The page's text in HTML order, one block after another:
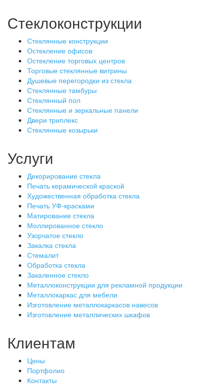
Стеклоконструкции
Стеклянные конструкции
Остекление офисов
Остекление торговых центров
Торговые стеклянные витрины
Душевые перегородки из стекла
Стеклянные тамбуры
Стеклянный пол
Стеклянные и зеркальные панели
Двери триплекс
Стеклянные козырьки
Услуги
Декорирование стекла
Печать керамической краской
Художественная обработка стекла
Печать УФ-красками
Матирование стекла
Моллированное стекло
Узорчатое стекло
Закалка стекла
Стемалит
Обработка стекла
Закаленное стекло
Металлоконструкции для рекламной продукции
Металлокаркас для мебели
Изготовление металлокаркасов навесов
Изготовление металлических шкафов
Клиентам
Цены
Портфолио
Контакты